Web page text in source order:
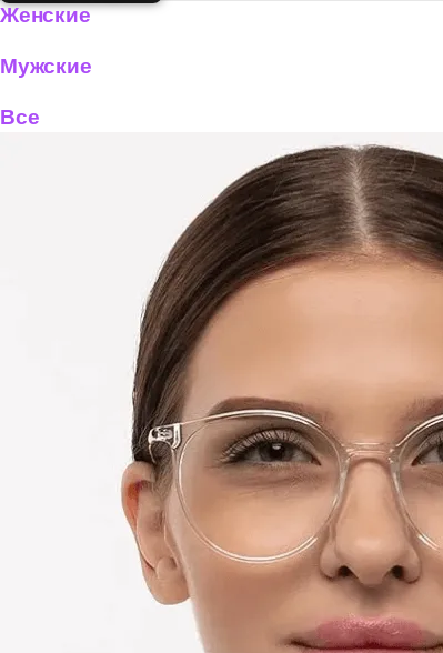
Женские
Мужские
Все